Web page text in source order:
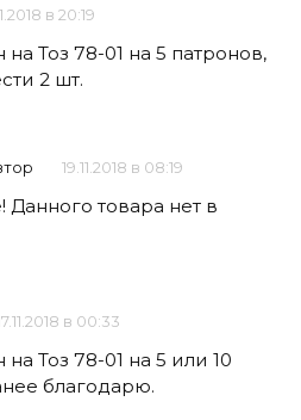
в 20:19
Тоз 78-01 на 5 патронов,
2 шт.
19.11.2018 в 08:19
Данного товара нет в
в 00:33
Тоз 78-01 на 5 или 10
благодарю.